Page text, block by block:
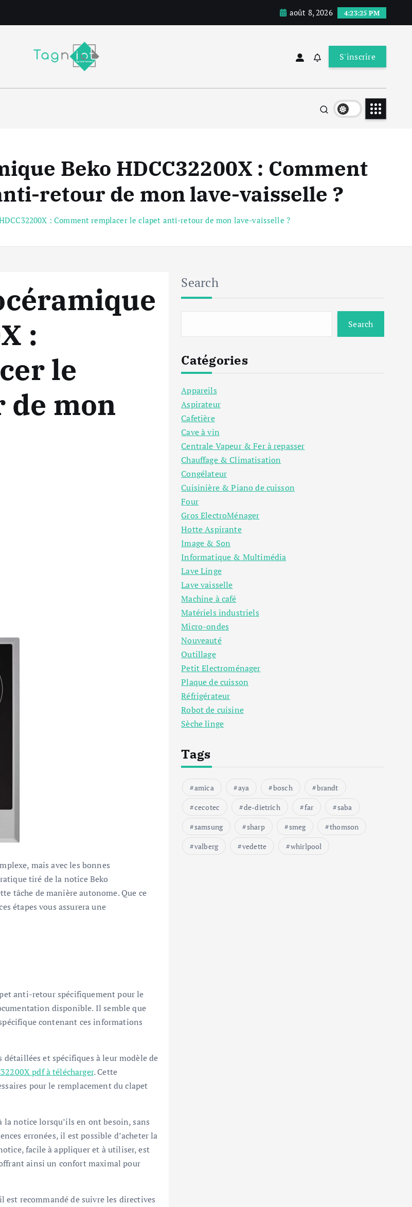
août 8, 2026 4:23:26 PM
S'inscrire
Beko HDCC32200X : Comment
retour de mon lave-vaisselle ?
: Comment remplacer le clapet anti-retour de mon lave-vaisselle ?
:
le
mon
mais avec les bonnes
tiré de la notice Beko
tâche de manière autonome. Que ce
étapes vous assurera une
anti-retour spécifiquement pour le
disponible. Il semble que
contenant ces informations
et spécifiques à leur modèle de
pdf à télécharger. Cette
pour le remplacement du clapet
notice lorsqu’ils en ont besoin, sans
erronées, il est possible d’acheter la
facile à appliquer et à utiliser, est
ainsi un confort maximal pour
recommandé de suivre les directives
Search
Search
Catégories
Appareils
Aspirateur
Cafetière
Cave à vin
Centrale Vapeur & Fer à repasser
Chauffage & Climatisation
Congélateur
Cuisinière & Piano de cuisson
Four
Gros ElectroMénager
Hotte Aspirante
Image & Son
Informatique & Multimédia
Lave Linge
Lave vaisselle
Machine à café
Matériels industriels
Micro-ondes
Nouveauté
Outillage
Petit Electroménager
Plaque de cuisson
Réfrigérateur
Robot de cuisine
Sèche linge
Tags
amica aya bosch
brandt
cecotec
de-dietrich far
saba
samsung
sharp smeg
thomson
valberg
vedette whirlpool